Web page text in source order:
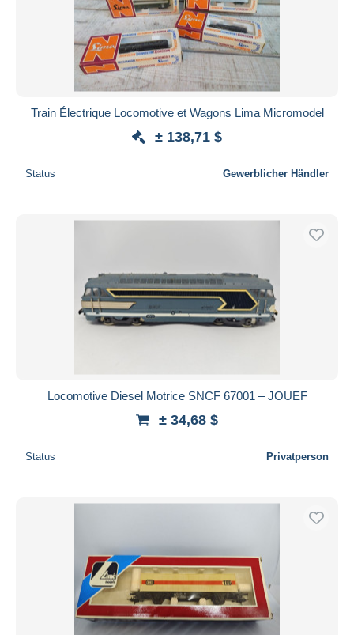
Train Électrique Locomotive et Wagons Lima Micromodel
± 138,71 $
Status Gewerblicher Händler
Locomotive Diesel Motrice SNCF 67001 – JOUEF
± 34,68 $
Status Privatperson